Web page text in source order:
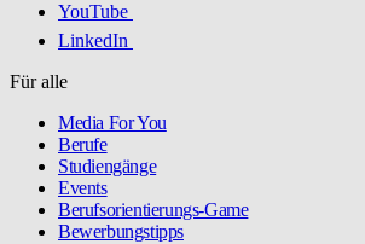
YouTube
LinkedIn
Für alle
Media For You
Berufe
Studiengänge
Events
Berufsorientierungs-Game
Bewerbungstipps